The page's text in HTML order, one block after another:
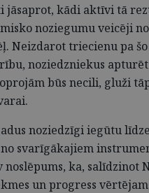
jāsaprot, kādi aktīvi tā
noziegumu veicēji
Neizdarot triecienu pa
noziedzniekus apturēt
būs necili, gluži
noziedzīgi iegūtu
svarīgākajiem
ka, salīdzinot
un progress